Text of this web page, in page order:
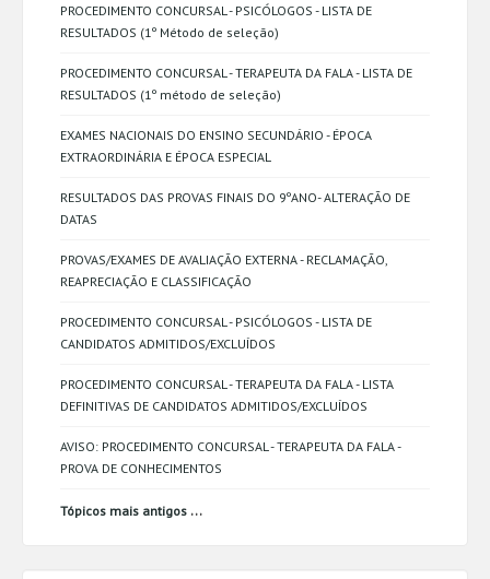
PROCEDIMENTO CONCURSAL - PSICÓLOGOS - LISTA DE
RESULTADOS (1º Método de seleção)
PROCEDIMENTO CONCURSAL - TERAPEUTA DA FALA - LISTA DE
RESULTADOS (1º método de seleção)
EXAMES NACIONAIS DO ENSINO SECUNDÁRIO - ÉPOCA
EXTRAORDINÁRIA E ÉPOCA ESPECIAL
RESULTADOS DAS PROVAS FINAIS DO 9ºANO- ALTERAÇÃO DE
DATAS
PROVAS/EXAMES DE AVALIAÇÃO EXTERNA - RECLAMAÇÃO,
REAPRECIAÇÃO E CLASSIFICAÇÃO
PROCEDIMENTO CONCURSAL - PSICÓLOGOS - LISTA DE
CANDIDATOS ADMITIDOS/EXCLUÍDOS
PROCEDIMENTO CONCURSAL - TERAPEUTA DA FALA - LISTA
DEFINITIVAS DE CANDIDATOS ADMITIDOS/EXCLUÍDOS
AVISO: PROCEDIMENTO CONCURSAL - TERAPEUTA DA FALA -
PROVA DE CONHECIMENTOS
Tópicos mais antigos ...